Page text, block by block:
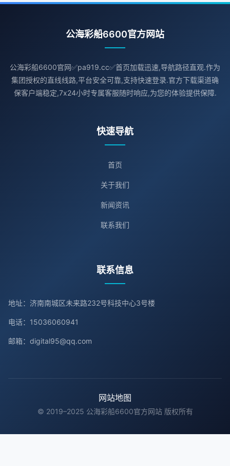
公海彩船6600官方网站
公海彩船6600官网✅pa919.cc✅首页加载迅速,导航路径直观.作为
集团授权的直线线路,平台安全可靠,支持快速登录.官方下载渠道确
保客户端稳定,7x24小时专属客服随时响应,为您的体验提供保障.
快速导航
首页
关于我们
新闻资讯
联系我们
联系信息
地址：济南南城区未来路232号科技中心3号楼
电话：15036060941
邮箱：digital95@qq.com
网站地图
© 2019–2025 公海彩船6600官方网站 版权所有